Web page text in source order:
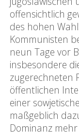
offensichtlich
des hohen
Kommunisten
neun Tage vor
insbesondere
zugerechneten
öffentlichen
einer
maßgeblich
Dominanz